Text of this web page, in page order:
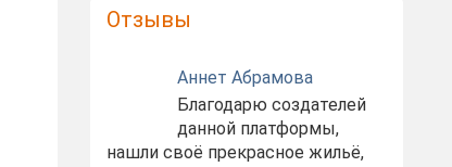
Отзывы
Аннет Абрамова
Благодарю создателей
данной платформы,
нашли своё прекрасное жильё,